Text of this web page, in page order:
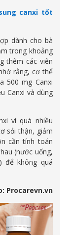
canxi tốt
dành cho bà
trong khoảng
thêm các viên
rằng, cơ thể
500 mg Canxi
Canxi và dùng
vì quá nhiều
sỏi thận, giảm
cần tính toán
(nước uống,
để không quá
Procarevn.vn